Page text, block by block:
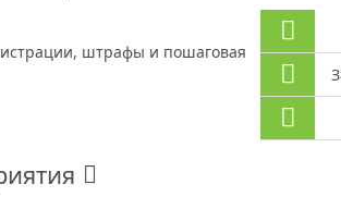
штрафы и пошаговая